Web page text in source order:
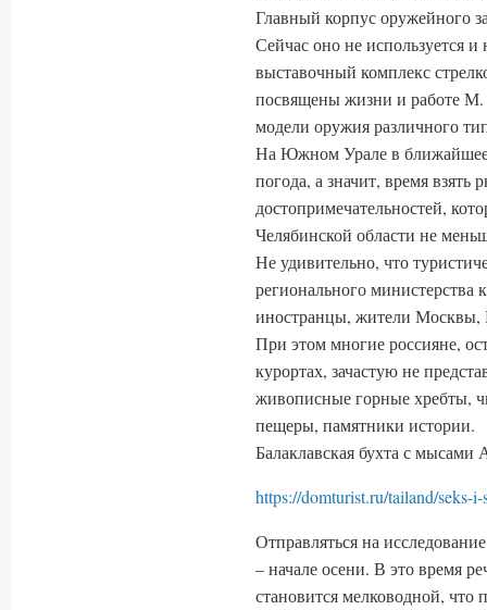
Главный корпус оружейного
Сейчас оно не используется
выставочный комплекс
посвящены жизни и работе М.
модели оружия различного
На Южном Урале в ближайшее
погода, а значит, время взять
достопримечательностей,
Челябинской области не
Не удивительно, что
регионального министерства
иностранцы, жители Москвы,
При этом многие россияне,
курортах, зачастую не
живописные горные хребты,
пещеры, памятники истории.
Балаклавская бухта с
https://domturist.ru/tailand/seks-
Отправляться на
– начале осени. В это время
становится мелководной, что